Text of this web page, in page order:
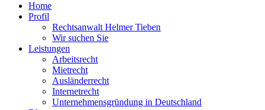
Home
Profil
Rechtsanwalt Helmer Tieben
Wir suchen Sie
Leistungen
Arbeitsrecht
Mietrecht
Ausländerrecht
Internetrecht
Unternehmensgründung in Deutschland